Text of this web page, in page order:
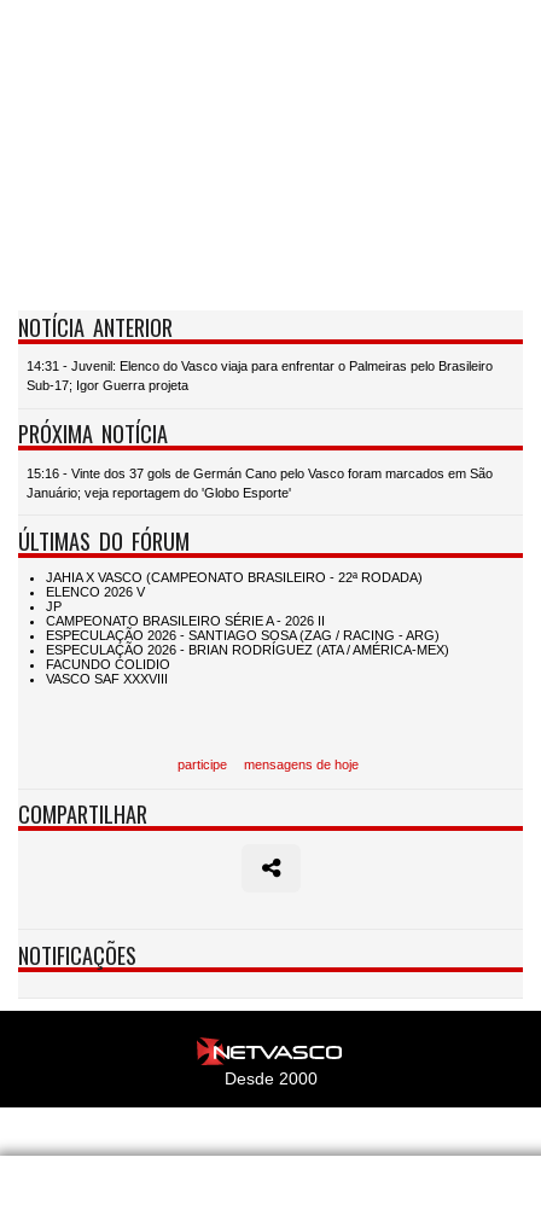
NOTÍCIA ANTERIOR
14:31 - Juvenil: Elenco do Vasco viaja para enfrentar o Palmeiras pelo Brasileiro
Sub-17; Igor Guerra projeta
PRÓXIMA NOTÍCIA
15:16 - Vinte dos 37 gols de Germán Cano pelo Vasco foram marcados em São
Januário; veja reportagem do 'Globo Esporte'
ÚLTIMAS DO FÓRUM
participe mensagens de hoje
COMPARTILHAR
NOTIFICAÇÕES
Desde 2000